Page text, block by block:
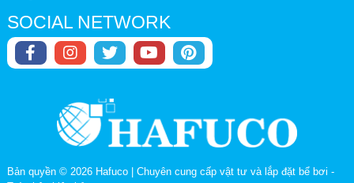
SOCIAL NETWORK
Bản quyền © 2026 Hafuco | Chuyên cung cấp vật tư và lắp đặt bể bơi -